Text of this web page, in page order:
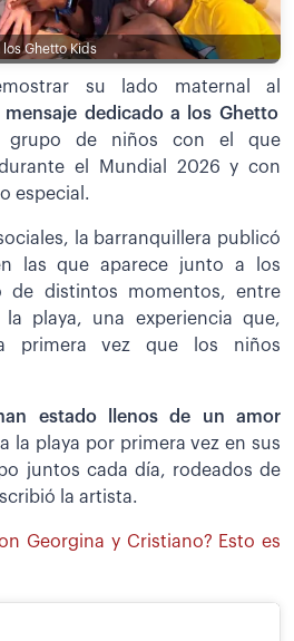
los Ghetto Kids
su lado maternal al
dedicado a los Ghetto
grupo de niños con el que
el Mundial 2026 y con
especial.
la barranquillera publicó
las que aparece junto a los
de distintos momentos, entre
playa, una experiencia que,
primera vez que los niños
estado llenos de un amor
la playa por primera vez en sus
juntos cada día, rodeados de
la artista.
Georgina y Cristiano? Esto es